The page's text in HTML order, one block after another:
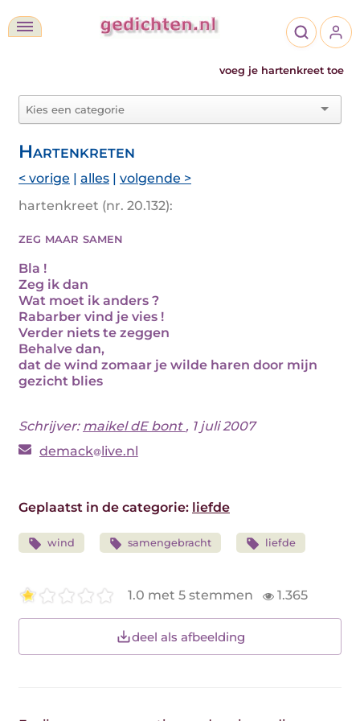
voeg je hartenkreet toe
Hartenkreten
< vorige | alles | volgende >
hartenkreet (nr. 20.132):
zeg maar samen
Bla !
Zeg ik dan
Wat moet ik anders ?
Rabarber vind je vies !
Verder niets te zeggen
Behalve dan,
dat de wind zomaar je wilde haren door mijn
gezicht blies
Schrijver: maikel dE bont , 1 juli 2007
demack live.nl
Geplaatst in de categorie: liefde
wind samengebracht liefde
1.0 met 5 stemmen 1.365
deel als afbeelding